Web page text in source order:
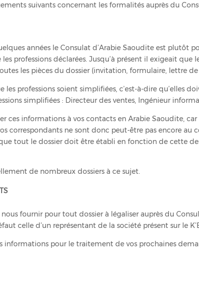
suivants concernant les formalités auprès du
années le Consulat d’Arabie Saoudite est plutôt
professions déclarées. Jusqu’à présent il exigeait que
les pièces du dossier (invitation, formulaire, lettre
les professions soient simplifiées, c’est-à-dire qu’elles
simplifiées : Directeur des ventes, Ingénieur
ces informations à vos contacts en Arabie Saoudite, car
correspondants ne sont donc peut-être pas encore
tout le dossier doit être établi en fonction de cette
de nombreux dossiers à ce sujet.
fournir pour tout dossier à légaliser auprès du
celle d’un représentant de la société présent sur le
informations pour le traitement de vos prochaines